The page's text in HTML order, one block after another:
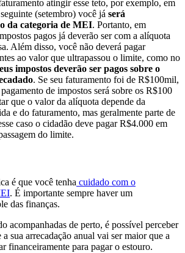
atingir esse teto, por exemplo, em
(setembro) você já será
da categoria de MEI. Portanto, em
pagos já deverão ser com a alíquota
Além disso, você não deverá pagar
ao valor que ultrapassou o limite, como no
impostos deverão ser pagos sobre o
. Se seu faturamento foi de R$100mil,
de impostos será sobre os R$100
que o valor da alíquota depende da
e do faturamento, mas geralmente parte de
caso o cidadão deve pagar R$4.000 em
do limite.
é que você tenha cuidado com o
. É importante sempre haver um
das finanças.
acompanhadas de perto, é possível perceber
sua arrecadação anual vai ser maior que a
financeiramente para pagar o estouro.